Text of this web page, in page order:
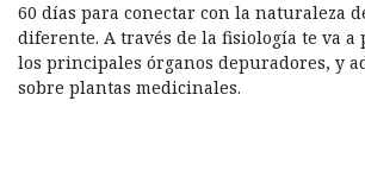
60 días para conectar con la naturaleza
diferente. A través de la fisiología te va
los principales órganos depuradores, y
sobre plantas medicinales.